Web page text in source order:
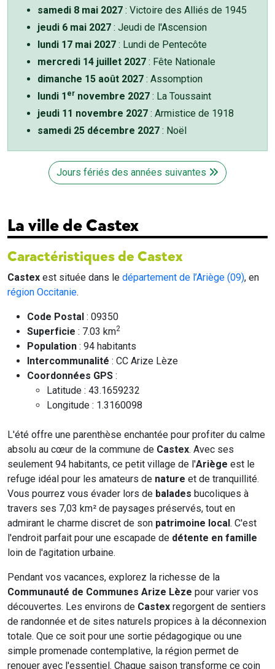
samedi 8 mai 2027 : Victoire des Alliés de 1945
jeudi 6 mai 2027 : Jeudi de l'Ascension
lundi 17 mai 2027 : Lundi de Pentecôte
mercredi 14 juillet 2027 : Fête Nationale
dimanche 15 août 2027 : Assomption
lundi 1 er novembre 2027 : La Toussaint
jeudi 11 novembre 2027 : Armistice de 1918
samedi 25 décembre 2027 : Noël
Jours fériés des années suivantes
La ville de Castex
Caractéristiques de Castex
Castex est située dans le département de l’Ariège (09), en
région Occitanie.
Code Postal : 09350
Superficie : 7.03 km2
Population : 94 habitants
Intercommunalité : CC Arize Lèze
Coordonnées GPS :
Latitude : 43.1659232
Longitude : 1.3160098
L'été offre une parenthèse enchantée pour profiter du calme
absolu au cœur de la commune de Castex. Avec ses
seulement 94 habitants, ce petit village de l'Ariège est le
refuge idéal pour les amateurs de nature et de tranquillité.
Vous pourrez vous évader lors de balades bucoliques à
travers ses 7,03 km² de paysages préservés, tout en
admirant le charme discret de son patrimoine local. C'est
l'endroit parfait pour une escapade de détente en famille
loin de l'agitation urbaine.
Pendant vos vacances, explorez la richesse de la
Communauté de Communes Arize Lèze pour varier vos
découvertes. Les environs de Castex regorgent de sentiers
de randonnée et de sites naturels propices à la déconnexion
totale. Que ce soit pour une sortie pédagogique ou une
simple promenade contemplative, la région permet de
renouer avec l'essentiel. Chaque saison transforme ce coin